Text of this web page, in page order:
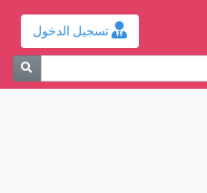
تسجيل الدخول